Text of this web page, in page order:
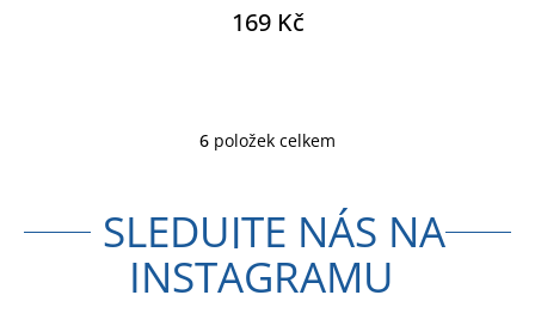
169 Kč
O
á
d
a
c
6 položek celkem
SLEDUJTE NÁS NA
INSTAGRAMU